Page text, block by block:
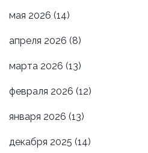
мая 2026 (14)
апреля 2026 (8)
марта 2026 (13)
февраля 2026 (12)
января 2026 (13)
декабря 2025 (14)